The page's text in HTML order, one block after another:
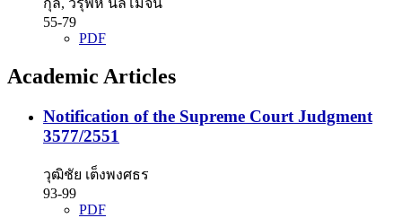
กุล, วิรุฬห์ นิลโมจน์
55-79
PDF
Academic Articles
Notification of the Supreme Court Judgment
3577/2551
วุฒิชัย เต็งพงศธร
93-99
PDF